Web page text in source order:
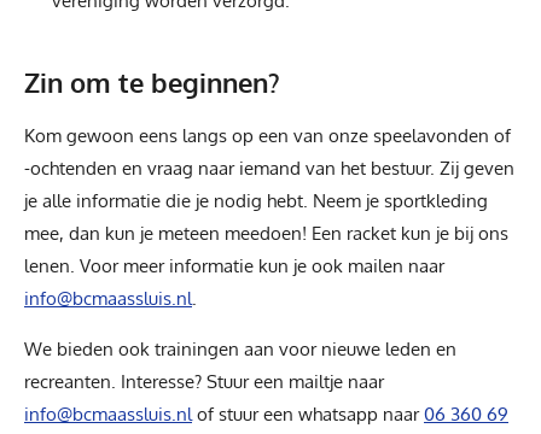
Zin om te beginnen?
Kom gewoon eens langs op een van onze speelavonden of
-ochtenden en vraag naar iemand van het bestuur. Zij geven
je alle informatie die je nodig hebt. Neem je sportkleding
mee, dan kun je meteen meedoen! Een racket kun je bij ons
lenen. Voor meer informatie kun je ook mailen naar
info@bcmaassluis.nl.
We bieden ook trainingen aan voor nieuwe leden en
recreanten. Interesse? Stuur een mailtje naar
info@bcmaassluis.nlof stuur een whatsapp naar06 360 69